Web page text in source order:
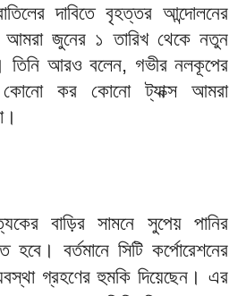
দাবিতে বৃহত্তর আন্দোলনের
আমরা জুনের ১ তারিখ থেকে নতুন
তিনি আরও বলেন, গভীর নলকূপের
কর কোনো ট্যাক্স আমরা
বাড়ির সামনে সুপেয় পানির
বর্তমানে সিটি কর্পোরেশনের
গ্রহণের হুমকি দিয়েছেন। এর